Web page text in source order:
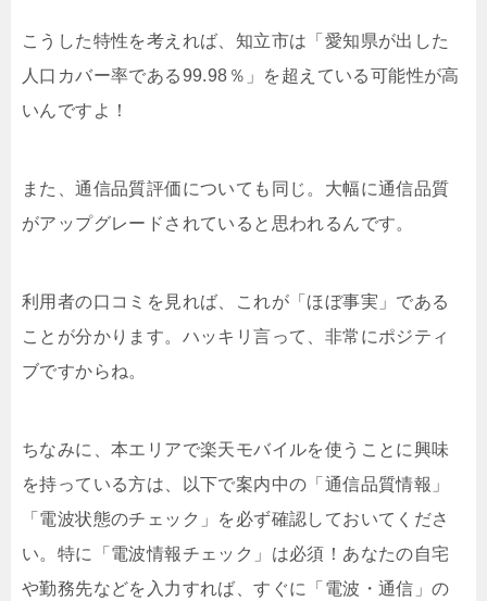
こうした特性を考えれば、知立市は「愛知県が出した
人口カバー率である99.98％」を超えている可能性が高
いんですよ！
また、通信品質評価についても同じ。大幅に通信品質
がアップグレードされていると思われるんです。
利用者の口コミを見れば、これが「ほぼ事実」である
ことが分かります。ハッキリ言って、非常にポジティ
ブですからね。
ちなみに、本エリアで楽天モバイルを使うことに興味
を持っている方は、以下で案内中の「通信品質情報」
「電波状態のチェック」を必ず確認しておいてくださ
い。特に「電波情報チェック」は必須！あなたの自宅
や勤務先などを入力すれば、すぐに「電波・通信」の